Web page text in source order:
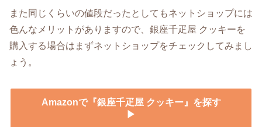
また同じくらいの値段だったとしてもネットショップには
色んなメリットがありますので、銀座千疋屋 クッキーを
購入する場合はまずネットショップをチェックしてみまし
ょう。
Amazonで『銀座千疋屋 クッキー』を探す
▶